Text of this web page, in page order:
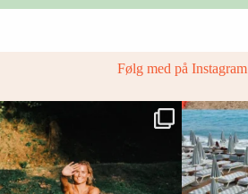
Følg med på Instagram